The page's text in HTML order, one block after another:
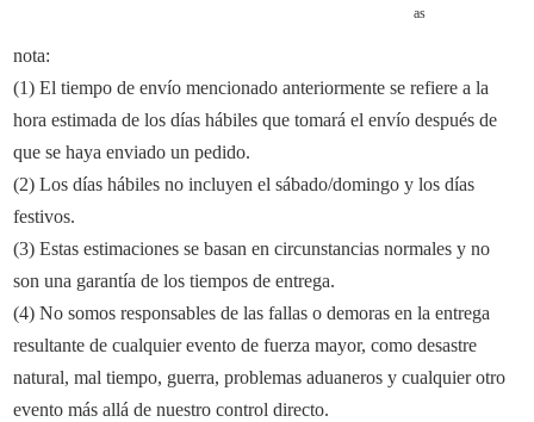
as
nota:
(1) El tiempo de envío mencionado anteriormente se refiere a la
hora estimada de los días hábiles que tomará el envío después de
que se haya enviado un pedido.
(2) Los días hábiles no incluyen el sábado/domingo y los días
festivos.
(3) Estas estimaciones se basan en circunstancias normales y no
son una garantía de los tiempos de entrega.
(4) No somos responsables de las fallas o demoras en la entrega
resultante de cualquier evento de fuerza mayor, como desastre
natural, mal tiempo, guerra, problemas aduaneros y cualquier otro
evento más allá de nuestro control directo.